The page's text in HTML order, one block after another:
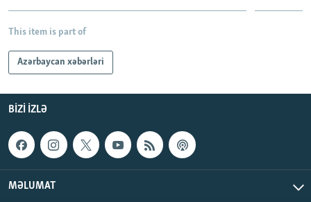
XƏBƏR BÜLLETENLƏRIMIZ
This item is part of
Azərbaycan xəbərləri
BIZI IZLƏ
MƏLUMAT